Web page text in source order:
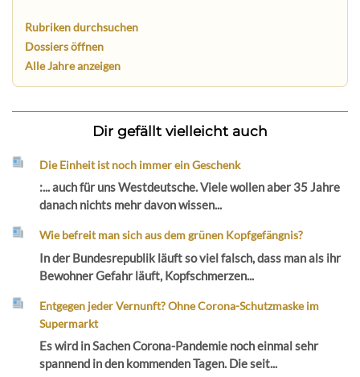
Rubriken durchsuchen
Dossiers öffnen
Alle Jahre anzeigen
Dir gefällt vielleicht auch
Die Einheit ist noch immer ein Geschenk
:... auch für uns Westdeutsche. Viele wollen aber 35 Jahre
danach nichts mehr davon wissen...
Wie befreit man sich aus dem grünen Kopfgefängnis?
In der Bundesrepublik läuft so viel falsch, dass man als ihr
Bewohner Gefahr läuft, Kopfschmerzen...
Entgegen jeder Vernunft? Ohne Corona-Schutzmaske im
Supermarkt
Es wird in Sachen Corona-Pandemie noch einmal sehr
spannend in den kommenden Tagen. Die seit...